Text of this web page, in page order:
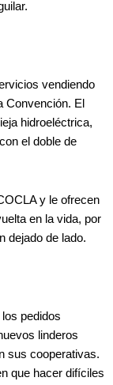
vendiendo
Convención. El
hidroeléctrica,
el doble de
y le ofrecen
en la vida, por
dejado de lado.
pedidos
linderos
sus cooperativas.
que hacer difíciles